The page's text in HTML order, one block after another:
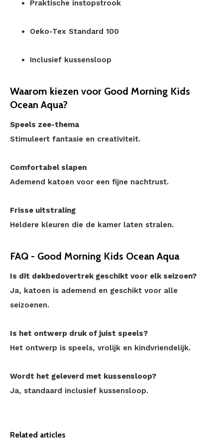
Praktische instopstrook
Oeko-Tex Standard 100
Inclusief kussensloop
Waarom kiezen voor Good Morning Kids
Ocean Aqua?
Speels zee-thema
Stimuleert fantasie en creativiteit.
Comfortabel slapen
Ademend katoen voor een fijne nachtrust.
Frisse uitstraling
Heldere kleuren die de kamer laten stralen.
FAQ - Good Morning Kids Ocean Aqua
Is dit dekbedovertrek geschikt voor elk seizoen?
Ja, katoen is ademend en geschikt voor alle
seizoenen.
Is het ontwerp druk of juist speels?
Het ontwerp is speels, vrolijk en kindvriendelijk.
Wordt het geleverd met kussensloop?
Ja, standaard inclusief kussensloop.
Related articles